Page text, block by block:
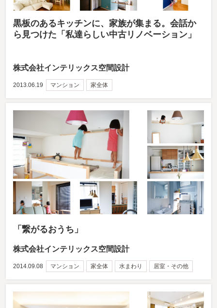
黒板のあるキッチンに、家族が集まる。会話か
ら見つけた「私達らしい中古リノベーション」
株式会社インテリックス空間設計
2013.06.19 マンション 家全体
「繋がるおうち」
株式会社インテリックス空間設計
2014.09.08 マンション 家全体 水まわり 居室・その他